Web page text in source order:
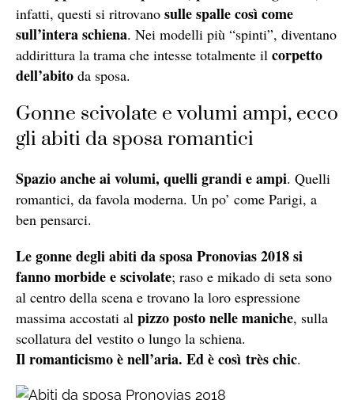
infatti, questi si ritrovano sulle spalle così come
sull’intera schiena. Nei modelli più “spinti”, diventano
addirittura la trama che intesse totalmente il corpetto
dell’abito da sposa.
Gonne scivolate e volumi ampi, ecco
gli abiti da sposa romantici
Spazio anche ai volumi, quelli grandi e ampi. Quelli
romantici, da favola moderna. Un po’ come Parigi, a
ben pensarci.
Le gonne degli abiti dasposa Pronovias 2018 si
fanno morbide e scivolate; raso e mikado di seta sono
al centro della scena e trovano la loro espressione
massima accostati al pizzo posto nelle maniche, sulla
scollatura del vestito o lungo la schiena.
Il romanticismo è nell’aria. Ed è così très chic.